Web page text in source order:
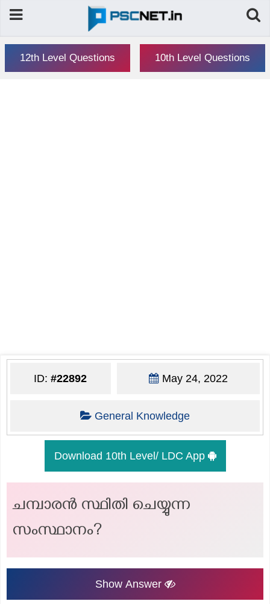
12th Level Questions 10th Level Questions
ID:#22892 May 24, 2022
General Knowledge
Download 10th Level/ LDC App
ചമ്പാരൻ സ്ഥിതി ചെയ്യുന്ന
സംസ്ഥാനം?
Show Answer